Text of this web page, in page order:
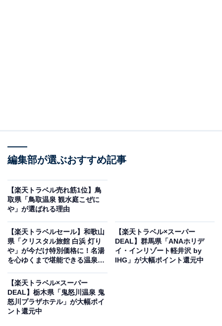
「松島温泉 ホテル絶景の館」は現在特別価格で宿泊可能
楽天トラベルでホテルを見る
編集部が選ぶおすすめ記事
【楽天トラベル売れ筋1位】鳥
取県「鳥取温泉 観水庭こぜに
や」が選ばれる理由
【楽天トラベルセール】和歌山
県「クリスタル旅館 白浜 灯り
や」が今だけ特別価格に！名湯
を心ゆくまで堪能できる温泉旅
【楽天トラベル×スーパー
DEAL】群馬県「ANAホリデ
イ・インリゾート軽井沢 by
IHG」が大幅ポイント還元中
【楽天トラベル×スーパー
DEAL】栃木県「鬼怒川温泉 鬼
怒川プラザホテル」が大幅ポイ
ント還元中